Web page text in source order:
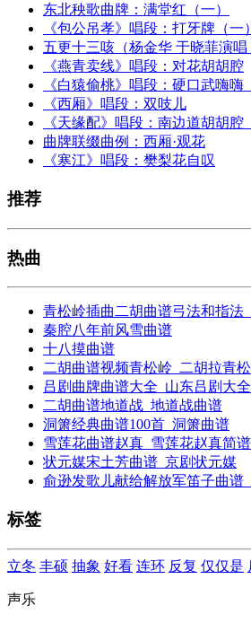
东北秧歌曲牌：满堂红（一）
《包公吊孝》唱段：打牙牌（一）
五更十三咳（杨金华 于晓菲演唱
《燕青卖线》唱段：对花胡胡腔
《白猿偷桃》唱段：硬口武嗨嗨
《西厢》唱段：双吱儿
《天缘配》唱段：南边道胡胡腔
曲牌联缀曲例：西厢·观花
《寒江》唱段：樊梨花自叹
推荐
热曲
青松岭插曲二胡曲谱弓法和指法
秦腔八年前风雪曲谱
十八摸曲谱
二胡曲谱视频青松岭_二胡拉青
吕剧曲牌曲谱大全_山东吕剧大
二胡曲谱地道战_地道战曲谱
洞箫经典曲谱100首_洞箫曲谱
雪莲花曲谱赵真_雪莲花赵真简谱
状元媒宋土芳曲谱_京剧状元媒
俞逊发歌儿献给解放军笛子曲谱
标签
立冬 丰硕 抽象 好看 连环 反复 仅仅是
声乐